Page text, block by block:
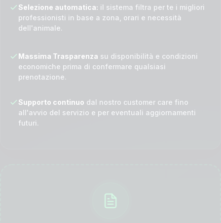
Selezione automatica: il sistema filtra per te i migliori
professionisti in base a zona, orari e necessità
dell'animale.
Massima Trasparenza su disponibilità e condizioni
economiche prima di confermare qualsiasi
prenotazione.
Supporto continuo dal nostro customer care fino
all'avvio del servizio e per eventuali aggiornamenti
futuri.